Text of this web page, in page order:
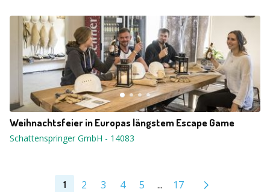
Weihnachtsfeier in Europas längstem Escape Game
Schattenspringer GmbH - 14083
1 2 3 4 5 ... 17